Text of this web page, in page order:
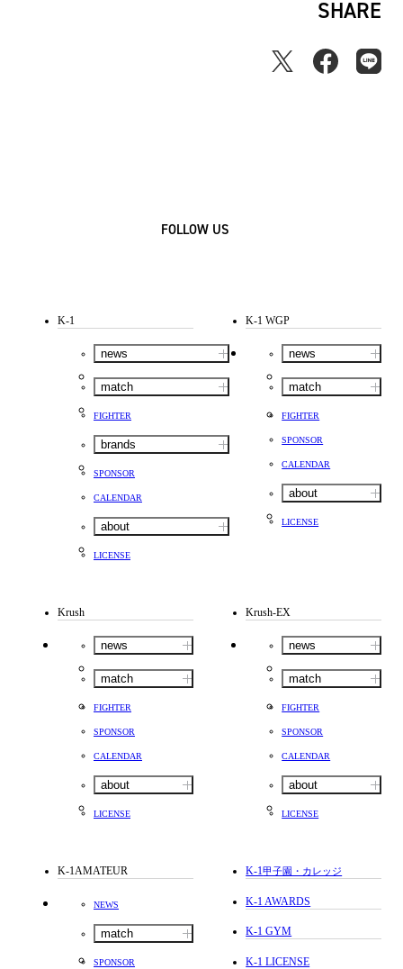
SHARE
FOLLOW US
K-1
news
match
FIGHTER
brands
SPONSOR
CALENDAR
about
LICENSE
K-1 WGP
news
match
FIGHTER
SPONSOR
CALENDAR
about
LICENSE
Krush
news
match
FIGHTER
SPONSOR
CALENDAR
about
LICENSE
Krush-EX
news
match
FIGHTER
SPONSOR
CALENDAR
about
LICENSE
K-1AMATEUR
NEWS
match
SPONSOR
K-1甲子園・カレッジ
K-1 AWARDS
K-1 GYM
K-1 LICENSE